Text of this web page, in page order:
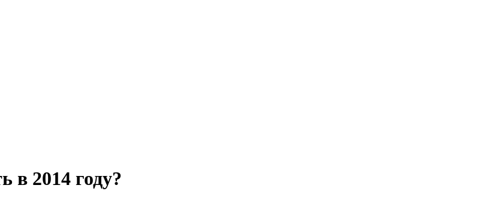
в 2014 году?